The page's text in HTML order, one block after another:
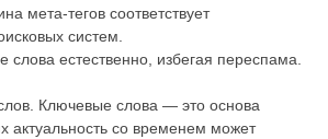
мета-тегов соответствует
систем.
слова естественно, избегая переспама.
Ключевые слова — это основа
актуальность со временем может